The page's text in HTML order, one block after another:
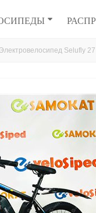
Электровелосипед Selufly 27